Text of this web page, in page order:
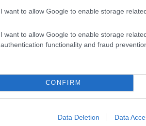
I want to allow Google to enable storage
I want to allow Google to enable storage
authentication functionality and fraud
CONFIRM
Data Deletion Data